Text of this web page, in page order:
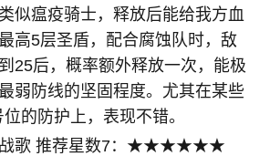
似瘟疫骑士，释放后能给我方血
高5层圣盾，配合腐蚀队时，敌
25后，概率额外释放一次，能极
弱防线的坚固程度。尤其在某些
的防护上，表现不错。
战歌 推荐星数7：★★★★★★